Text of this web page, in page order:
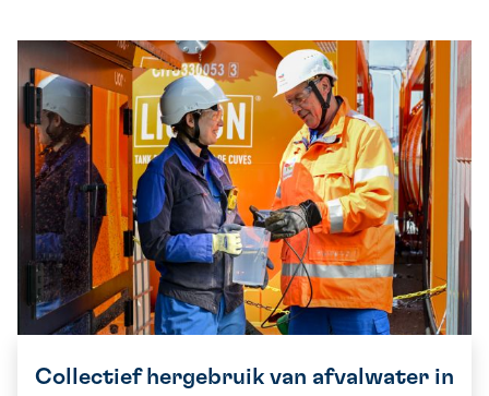
Collectief hergebruik van afvalwater in